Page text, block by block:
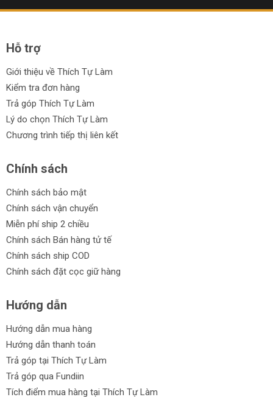
Hỗ trợ
Giới thiệu về Thích Tự Làm
Kiểm tra đơn hàng
Trả góp Thích Tự Làm
Lý do chọn Thích Tự Làm
Chương trình tiếp thị liên kết
Chính sách
Chính sách bảo mật
Chính sách vận chuyển
Miễn phí ship 2 chiều
Chính sách Bán hàng tử tế
Chính sách ship COD
Chính sách đặt cọc giữ hàng
Hướng dẫn
Hướng dẫn mua hàng
Hướng dẫn thanh toán
Trả góp tại Thích Tự Làm
Trả góp qua Fundiin
Tích điểm mua hàng tại Thích Tự Làm